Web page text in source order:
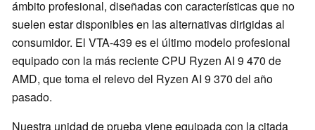
ámbito profesional, diseñadas con características que no
suelen estar disponibles en las alternativas dirigidas al
consumidor. El VTA-439 es el último modelo profesional
equipado con la más reciente CPU Ryzen AI 9 470 de
AMD, que toma el relevo del Ryzen AI 9 370 del año
pasado.
Nuestra unidad de prueba viene equipada con la citada